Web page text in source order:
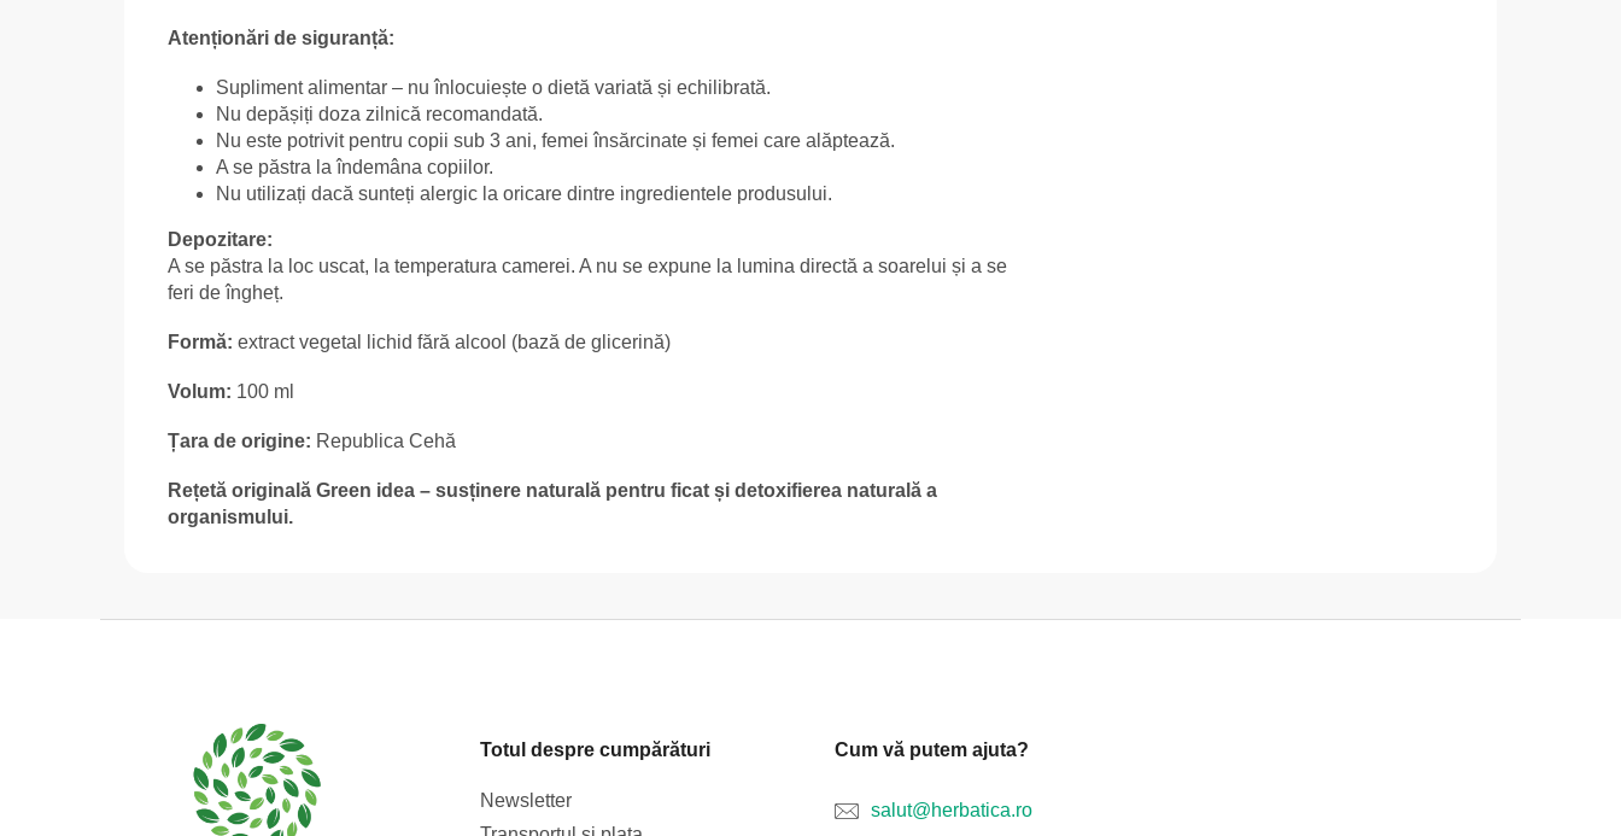
Atenționări de siguranță:
Supliment alimentar – nu înlocuiește o dietă variată și echilibrată.
Nu depășiți doza zilnică recomandată.
Nu este potrivit pentru copii sub 3 ani, femei însărcinate și femei care alăptează.
A se păstra la îndemâna copiilor.
Nu utilizați dacă sunteți alergic la oricare dintre ingredientele produsului.
Depozitare:
A se păstra la loc uscat, la temperatura camerei. A nu se expune la lumina directă a soarelui și a se
feri de îngheț.
Formă: extract vegetal lichid fără alcool (bază de glicerină)
Volum: 100 ml
Țara de origine: Republica Cehă
Rețetă originală Green idea – susținere naturală pentru ficat și detoxifierea naturală a
organismului.
Totul despre cumpărături
Newsletter
Cum vă putem ajuta?
salut@herbatica.ro